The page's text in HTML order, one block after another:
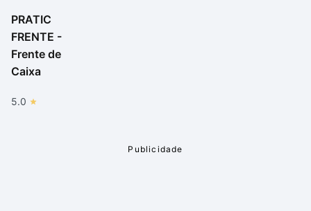
PRATIC
FRENTE -
Frente de
Caixa
5.0